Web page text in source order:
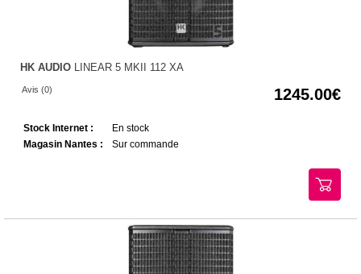
HK AUDIO LINEAR 5 MKII 112 XA
Avis (0) 1245.00
Stock Internet :
En stock
Magasin Nantes :
Sur commande